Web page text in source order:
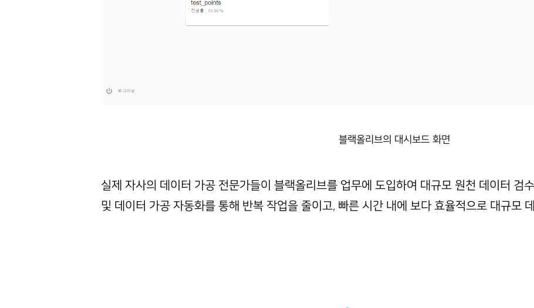
블랙올리브의 대시보드 화면
실제 자사의 데이터 가공 전문가들이 블랙올리브를 업무에 도입하여 대규모 원천 데이터 검
및 데이터 가공 자동화를 통해 반복 작업을 줄이고, 빠른 시간 내에 보다 효율적으로 대규모